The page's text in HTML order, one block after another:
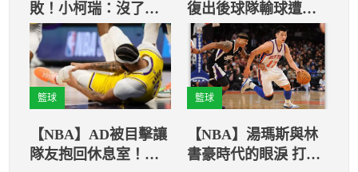
敗！小柯瑞：沒了杜
蘭特，都不一樣了
復出後球隊輸球遭自
家人狠噓
籃球
【NBA】AD被目擊讓
隊友抱回休息室！會
籃球
【NBA】湯瑪斯與林
書豪時代的眼淚 打